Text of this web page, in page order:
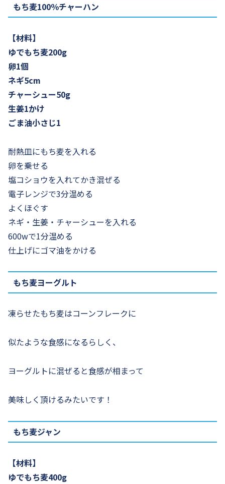
もち麦100％チャーハン
【材料】
ゆでもち麦200g
卵1個
ネギ5cm
チャーシュー50g
生姜1かけ
ごま油小さじ1
耐熱皿にもち麦を入れる
卵を乗せる
塩コショウを入れてかき混ぜる
電子レンジで3分温める
よくほぐす
ネギ・生姜・チャーシューを入れる
600wで1分温める
仕上げにゴマ油をかける
もち麦ヨーグルト
凍らせたもち麦はコーンフレークに
似たような食感になるらしく、
ヨーグルトに混ぜると食感が相まって
美味しく頂けるみたいです！
もち麦ジャン
【材料】
ゆでもち麦400g